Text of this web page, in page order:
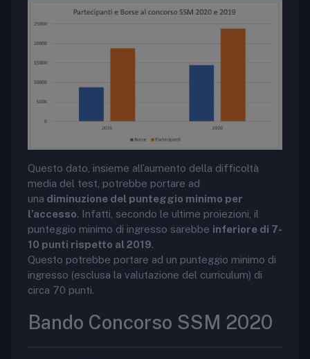
Questo dato, insieme all’aumento della difficoltà
media del test, potrebbe portare ad
una diminuzione del punteggio minimo per
l’accesso. Infatti, secondo le ultime proiezioni, il
punteggio minimo di ingresso sarebbe inferiore di 7-
10 punti rispetto al 2019.
Questo potrebbe portare ad un punteggio minimo di
ingresso (esclusa la valutazione del curriculum) di
circa 70 punti.
Bando Concorso SSM 2020